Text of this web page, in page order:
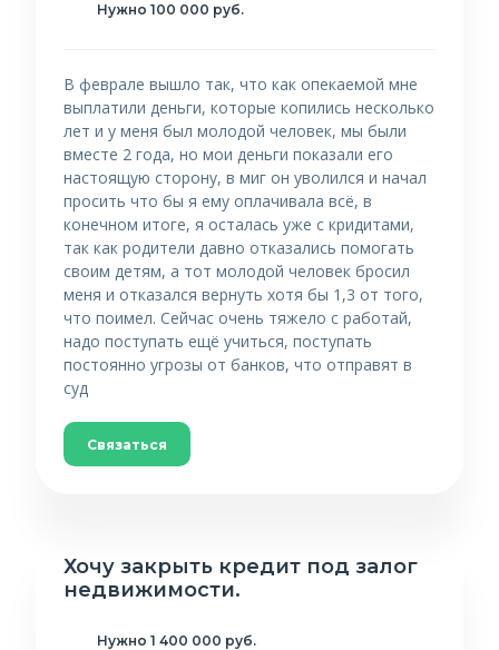
Нужно 100 000 руб.
В феврале вышло так, что как опекаемой мне
выплатили деньги, которые копились несколько
лет и у меня был молодой человек, мы были
вместе 2 года, но мои деньги показали его
настоящую сторону, в миг он уволился и начал
просить что бы я ему оплачивала всё, в
конечном итоге, я осталась уже с кридитами,
так как родители давно отказались помогать
своим детям, а тот молодой человек бросил
меня и отказался вернуть хотя бы 1,3 от того,
что поимел. Сейчас очень тяжело с работай,
надо поступать ещё учиться, поступать
постоянно угрозы от банков, что отправят в
суд
Связаться
Хочу закрыть кредит под залог
недвижимости.
Нужно 1 400 000 руб.